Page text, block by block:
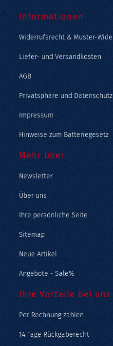
Informationen
Widerrufsrecht & Muster-
Liefer- und Versandkosten
AGB
Privatsphäre und Datenschutz
Impressum
Hinweise zum Batteriegesetz
Mehr über
Newsletter
Über uns
Ihre persönliche Seite
Sitemap
Neue Artikel
Angebote - Sale%
Ihre Vorteile bei uns
Per Rechnung zahlen
14 Tage Rückgaberecht